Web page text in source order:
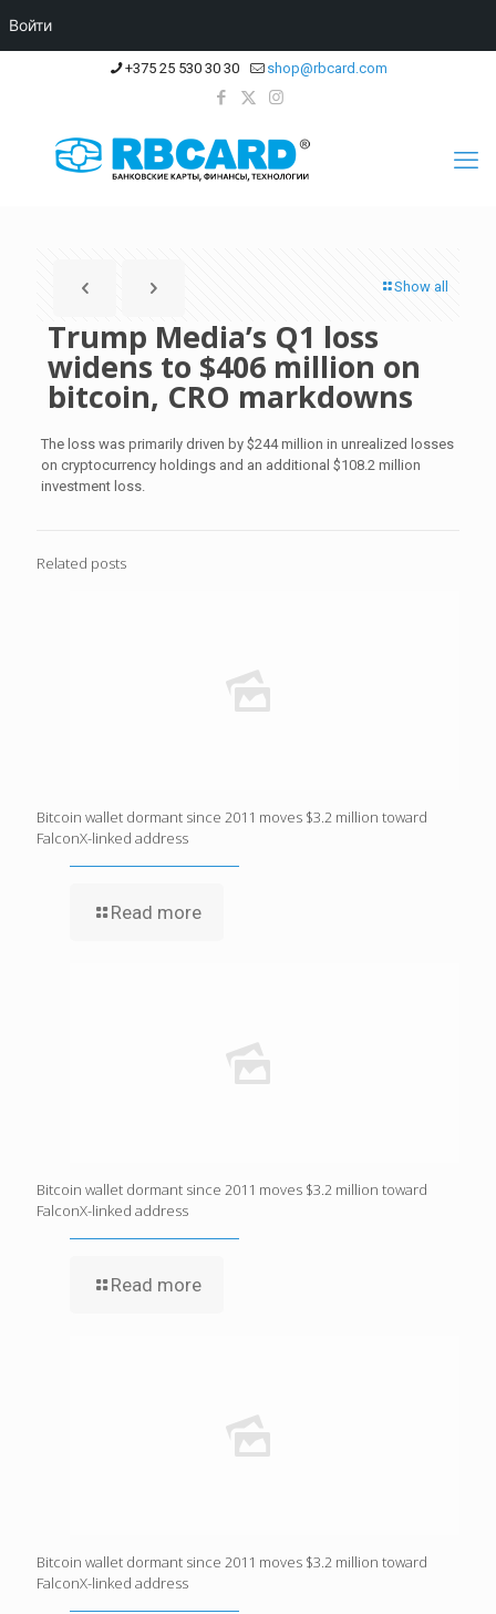
+375 25 530 30 30 shop@rbcard.com
Show all
Trump Media’s Q1 loss
widens to $406 million on
bitcoin, CRO markdowns
The loss was primarily driven by $244 million in unrealized losses
on cryptocurrency holdings and an additional $108.2 million
investment loss.
Related posts
Bitcoin wallet dormant since 2011 moves $3.2 million toward
FalconX-linked address
Read more
Bitcoin wallet dormant since 2011 moves $3.2 million toward
FalconX-linked address
Read more
Bitcoin wallet dormant since 2011 moves $3.2 million toward
FalconX-linked address
Войти